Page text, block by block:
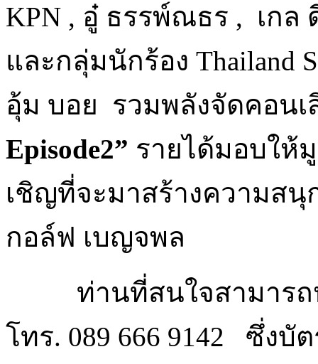
KPN , อู๋ ธรรพ์ณธร , เก
และกลุ่มนักร้อง Thailand
อุ้ม บอย รวมพลังจัดคอน
Episode2” รายได้มอบให้
เชิญที่จะมาสร้างความส
กอล์ฟ เบญจพล
ท่านที่สนใจสามาร
โทร. 089 666 9142 ซึ่งบั